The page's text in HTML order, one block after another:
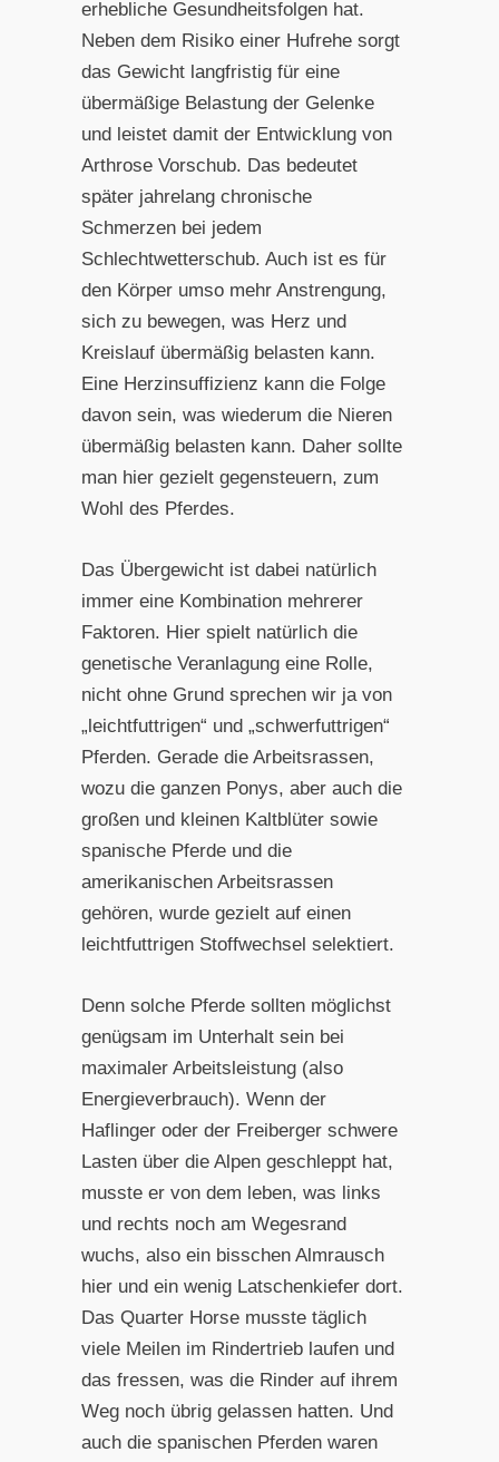
erhebliche Gesundheitsfolgen hat.
Neben dem Risiko einer Hufrehe sorgt
das Gewicht langfristig für eine
übermäßige Belastung der Gelenke
und leistet damit der Entwicklung von
Arthrose Vorschub. Das bedeutet
später jahrelang chronische
Schmerzen bei jedem
Schlechtwetterschub. Auch ist es für
den Körper umso mehr Anstrengung,
sich zu bewegen, was Herz und
Kreislauf übermäßig belasten kann.
Eine Herzinsuffizienz kann die Folge
davon sein, was wiederum die Nieren
übermäßig belasten kann. Daher sollte
man hier gezielt gegensteuern, zum
Wohl des Pferdes.
Das Übergewicht ist dabei natürlich
immer eine Kombination mehrerer
Faktoren. Hier spielt natürlich die
genetische Veranlagung eine Rolle,
nicht ohne Grund sprechen wir ja von
„leichtfuttrigen“ und „schwerfuttrigen“
Pferden. Gerade die Arbeitsrassen,
wozu die ganzen Ponys, aber auch die
großen und kleinen Kaltblüter sowie
spanische Pferde und die
amerikanischen Arbeitsrassen
gehören, wurde gezielt auf einen
leichtfuttrigen Stoffwechsel selektiert.
Denn solche Pferde sollten möglichst
genügsam im Unterhalt sein bei
maximaler Arbeitsleistung (also
Energieverbrauch). Wenn der
Haflinger oder der Freiberger schwere
Lasten über die Alpen geschleppt hat,
musste er von dem leben, was links
und rechts noch am Wegesrand
wuchs, also ein bisschen Almrausch
hier und ein wenig Latschenkiefer dort.
Das Quarter Horse musste täglich
viele Meilen im Rindertrieb laufen und
das fressen, was die Rinder auf ihrem
Weg noch übrig gelassen hatten. Und
auch die spanischen Pferden waren